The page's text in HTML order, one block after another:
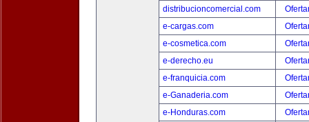
distribucioncomercial.com
e-cargas.com
e-cosmetica.com
e-derecho.eu
e-franquicia.com
e-Ganaderia.com
e-Honduras.com